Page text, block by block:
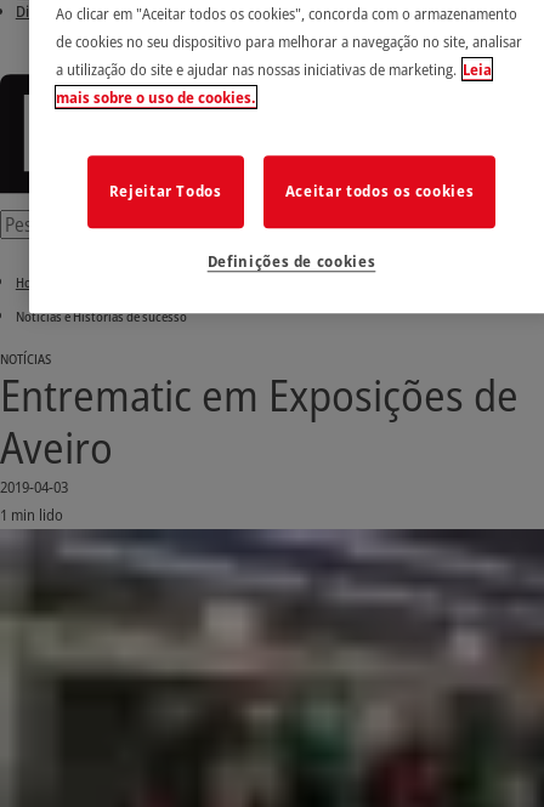
Ditec e-shop
Home
Notícias e Histórias de sucesso
NOTÍCIAS
Entrematic em Exposições de
Aveiro
2019-04-03
1 min lido
Ao clicar em "Aceitar todos os cookies", concorda com o armazenamento
de cookies no seu dispositivo para melhorar a navegação no site, analisar
a utilização do site e ajudar nas nossas iniciativas de marketing. Leia
mais sobre o uso de cookies.
Rejeitar Todos Aceitar todos os cookies
Definições de cookies